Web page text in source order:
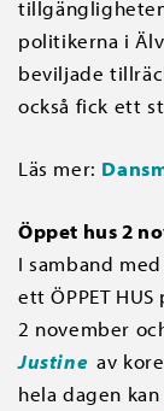
politikerna i
beviljade
också fick ett
Läs mer:
Öppet hus 2
I samband
ett ÖPPET
2 november
Justine av
hela dagen